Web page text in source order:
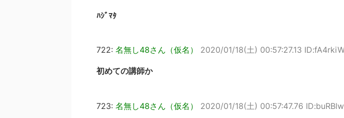
ﾊｼﾞﾏﾀ
722: 名無し48さん（仮名） 2020/01/18(土) 00:57:27.13
初めての講師か
723: 名無し48さん（仮名） 2020/01/18(土) 00:57:47.76